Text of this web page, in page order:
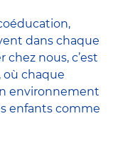
dans chaque
chez nous, c’est
où chaque
environnement
enfants comme